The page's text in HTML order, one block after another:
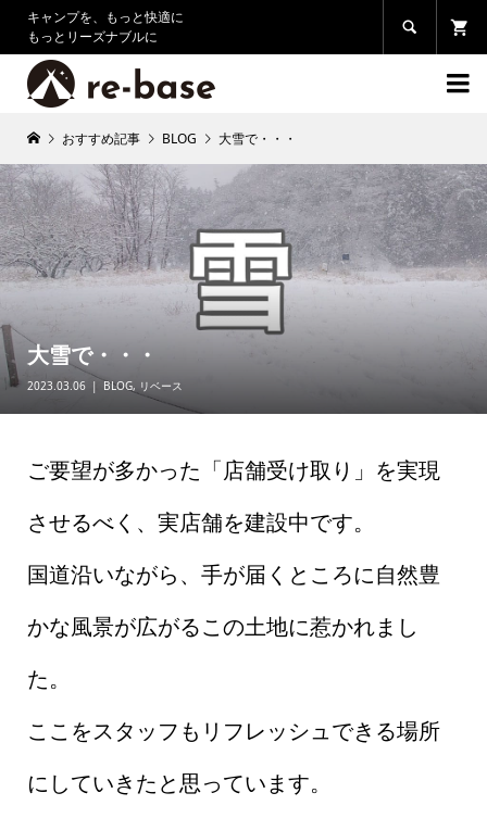
キャンプを、もっと快適に
もっとリーズナブルに


おすすめ記事 BLOG 大雪で・・・
大雪で・・・
2023.03.06 BLOG, リベース
ご要望が多かった「店舗受け取り」を実現
させるべく、実店舗を建設中です。
国道沿いながら、手が届くところに自然豊
かな風景が広がるこの土地に惹かれまし
た。
ここをスタッフもリフレッシュできる場所
にしていきたと思っています。